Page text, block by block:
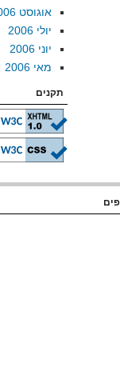
אוגוסט 2006
יולי 2006
יוני 2006
מאי 2006
תקנים